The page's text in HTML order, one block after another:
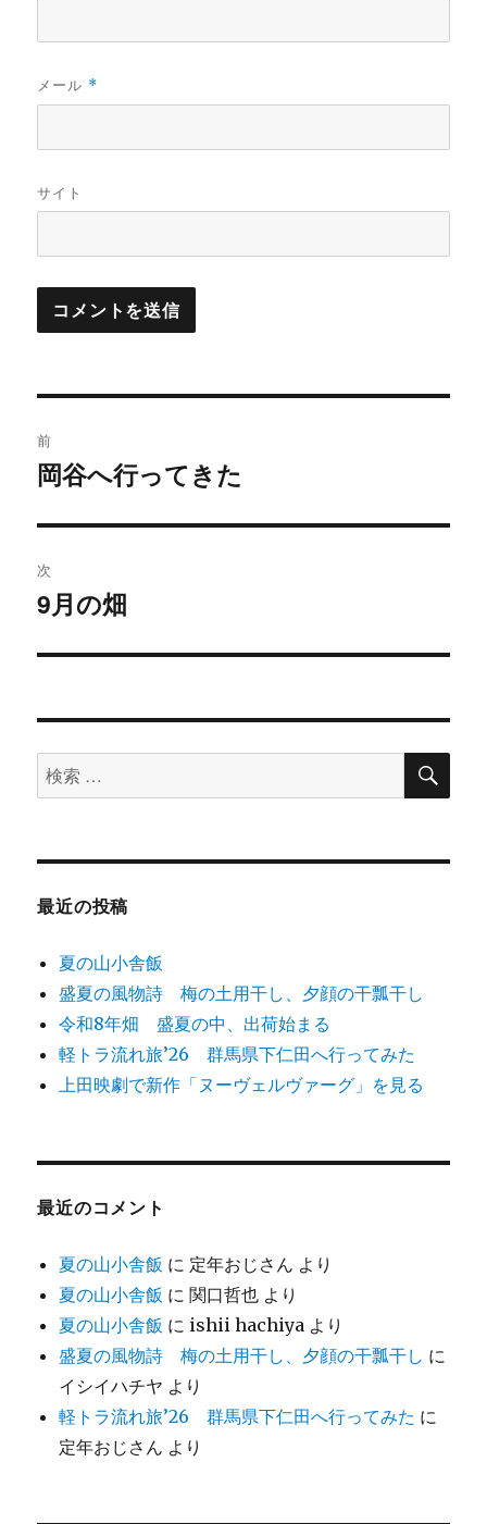
メール *
サイト
稿
ビ
ゲ
ー
ン
前
過
の
投
稿:
岡谷へ行ってきた
次
次
投
9月の畑
検
索
象:
検
最近の投稿
夏の山小舎飯
盛夏の風物詩 梅の土用干し、夕顔の干瓢干し
令和8年畑 盛夏の中、出荷始まる
軽トラ流れ旅’26 群馬県下仁田へ行ってみた
上田映劇で新作「ヌーヴェルヴァーグ」を見る
最近のコメント
夏の山小舎飯 に 定年おじさん より
夏の山小舎飯 に関口哲也 より
夏の山小舎飯 に ishii hachiya より
盛夏の風物詩 梅の土用干し、夕顔の干瓢干し に
イシイハチヤ より
軽トラ流れ旅’26 群馬県下仁田へ行ってみた に
定年おじさん より